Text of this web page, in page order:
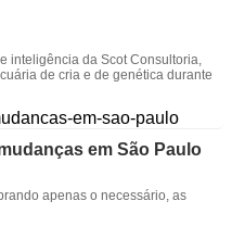
inteligência da Scot Consultoria,
de cria e de genética durante
em São Paulo
apenas o necessário, as